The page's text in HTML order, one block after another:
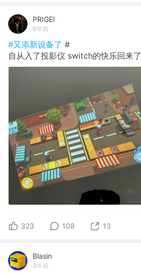
PRIGEI
6年前
#又添新设备了 #
自从入了投影仪 switch的快乐回来了
323 108 13
Blasin
3年前